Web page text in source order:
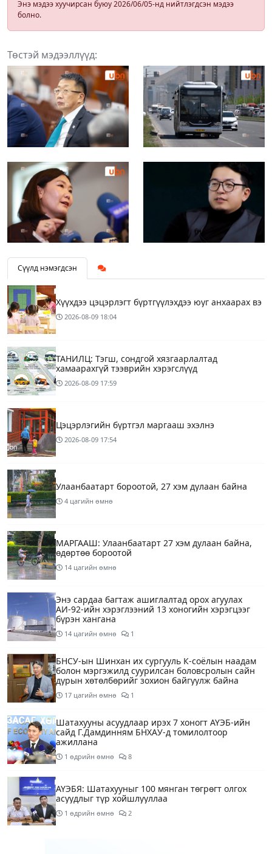
Энэ мэдээ хуучирсан буюу 2026/06/05-нд нийтлэгдсэн мэдээ
болно.
Төстэй мэдээллүүд:
Сүүлд нэмэгдсэн
Хүүхдээ цэцэрлэгт бүртгүүлэхдээ юуг анхаарах вэ
2026-08-09 18:04
ТАНИЛЦ: Тэгш, сондгой хязгаарлалтад
хамаарахгүй тээврийн хэрэгслүүд
2026-08-09 17:59
Цэцэрлэгийн бүртгэл маргааш эхэлнэ
2026-08-09 17:54
Улаанбаатарт бороотой, 27 хэм дулаан байна
4 цагийн өмнө
МАРГААШ: Улаанбаатарт 27 хэм дулаан байна,
өдөртөө бороотой
14 цагийн өмнө
Энэ сардаа багтаж ашиглалтад орох агуулах
АИ-92-ийн хэрэглээний 13 хоногийн хэрэгцээг
бүрэн хангана
14 цагийн өмнө 1
БНСУ-ын Шинхан их сургууль К-соёлын наадам
болон мэргэжилд суурилсан боловсролын сайн
дурын хөтөлбөрийг зохион байгуулж байна
17 цагийн өмнө 1
Шатахууны асуудлаар ирэх 7 хоногт АҮЭБ-ийн
сайд Г.Дамдинням БНХАУ-д томилолтоор
ажиллана
1 өдрийн өмнө 8
АҮЭБЯ: Шатахууныг 100 мянган төгрөгт олгох
асуудлыг түр хойшлууллаа
1 өдрийн өмнө 2